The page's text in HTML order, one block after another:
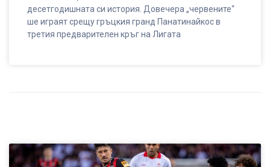
десетгодишната си история. Довечера „червените“
ше играят срещу гръцкия гранд Панатинайкос в
третия предварителен кръг на Лигата